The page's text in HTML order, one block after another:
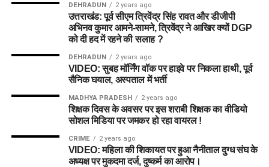
खिलाड़ी भूमिका
Donovan Ferreira
WK
Ryan Rickelton
WK
Players to Avoid
Dream11 टीम बनाते समय इन खिलाड़ियों को केवल Grand League
में ही ट्राई करें।
DEHRADUN 2 years ago
उत्तराखंड: पूर्व सीएम त्रिवेंद्र सिंह रावत और डीजीपी
अभिनव कुमार आमने-सामने, त्रिवेंद्र ने आखिर क्यों DGP
को दी हद में रहने की सलाह ?
DEHRADUN 2 years ago
VIDEO: सुबह मॉर्निंग वॉक पर हाइवे पर निकला हाथी, पूर्व
सैनिक घयाल, अस्पताल में भर्ती
MADHYA PRADESH 2 years ago
शिक्षक दिवस के अवसर पर इस शराबी शिक्षक का वीडियो
सोशल मिडिया पर जमकर हो रहा वायरल !
CRIME 2 years ago
VIDEO: महिला की शिकायत पर हुआ नैनीताल दुग्ध संघ के
अध्यक्ष पर मुकदमा दर्ज, दुष्कर्म का आरोप।